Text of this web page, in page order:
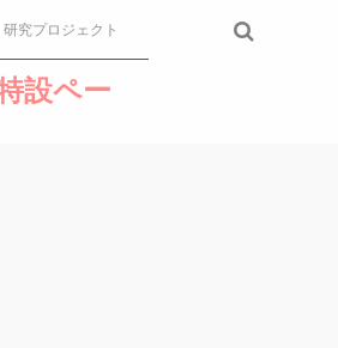
究プロジェクト
設ペー